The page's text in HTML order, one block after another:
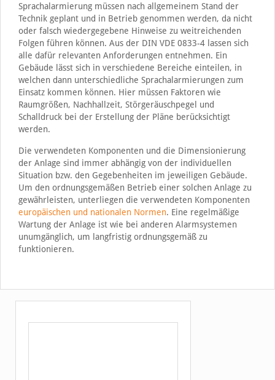
Sprachalarmierung müssen nach allgemeinem Stand der
Technik geplant und in Betrieb genommen werden, da nicht
oder falsch wiedergegebene Hinweise zu weitreichenden
Folgen führen können. Aus der DIN VDE 0833-4 lassen sich
alle dafür relevanten Anforderungen entnehmen. Ein
Gebäude lässt sich in verschiedene Bereiche einteilen, in
welchen dann unterschiedliche Sprachalarmierungen zum
Einsatz kommen können. Hier müssen Faktoren wie
Raumgrößen, Nachhallzeit, Störgeräuschpegel und
Schalldruck bei der Erstellung der Pläne berücksichtigt
werden.
Die verwendeten Komponenten und die Dimensionierung
der Anlage sind immer abhängig von der individuellen
Situation bzw. den Gegebenheiten im jeweiligen Gebäude.
Um den ordnungsgemäßen Betrieb einer solchen Anlage zu
gewährleisten, unterliegen die verwendeten Komponenten
europäischen und nationalen Normen. Eine regelmäßige
Wartung der Anlage ist wie bei anderen Alarmsystemen
unumgänglich, um langfristig ordnungsgemäß zu
funktionieren.